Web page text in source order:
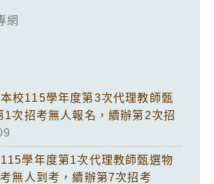
網
本校115學年度第3次代理教師甄
1次招考無人報名，續辦第2次招
115學年度第1次代理教師甄選物
無人到考，續辦第7次招考